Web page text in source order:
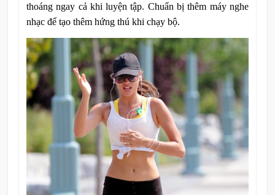
thoáng ngay cả khi luyện tập. Chuẩn bị thêm máy nghe
nhạc để tạo thêm hứng thú khi chạy bộ.